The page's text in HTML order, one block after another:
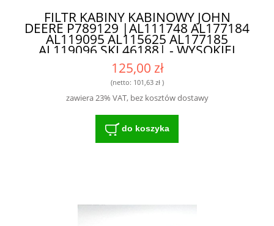
FILTR KABINY KABINOWY JOHN
DEERE P789129 |AL111748 AL177184
AL119095 AL115625 AL177185
AL119096 SKL46188| - WYSOKIEJ
KLASY FILTR DLA ROLNIKÓW I
MECHANIKÓW
125,00 zł
(netto: 101,63 zł)
zawiera 23% VAT, bez kosztów dostawy
do koszyka